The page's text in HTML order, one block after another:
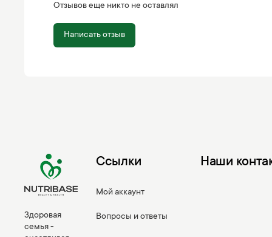
Отзывов еще никто не оставлял
Написать отзыв
Здоровая
семья -
Ссылки
Мой аккаунт
Вопросы и ответы
Наши